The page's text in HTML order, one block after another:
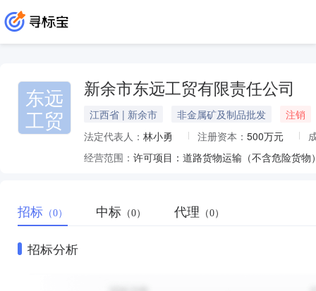
东远
工贸
新余市东远工贸有限责任公司
江西省 | 新余市 非金属矿及制品批发
注销
法定代表人： 林小勇 注册资本： 500万元
经营范围：
招标 （0） 中标 （0） 代理 （0）
招标分析